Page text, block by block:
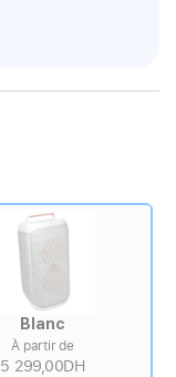
Blanc
À partir de
5 299,00DH